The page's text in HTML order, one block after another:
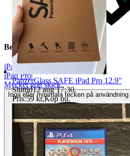
Beskrivning
iPad Air|
iPad Pro|
Mycket gott skick
Inga eller minimala tecken på användning
PanzerGlass SAFE iPad Pro 12.9"
Sluttid12 aug 17:30.
Pris:59 kr,Köp nu.